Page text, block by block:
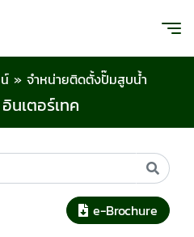
» จำหน่ายติดตั้งปั๊มสูบน้ำ
นเตอร์เทค
e-Brochure